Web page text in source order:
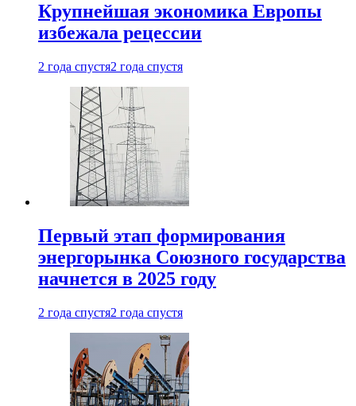
Крупнейшая экономика Европы
избежала рецессии
2 года спустя2 года спустя
Первый этап формирования
энергорынка Союзного государства
начнется в 2025 году
2 года спустя2 года спустя